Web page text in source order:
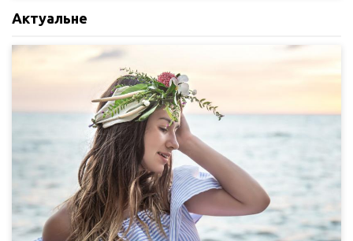
Актуальне